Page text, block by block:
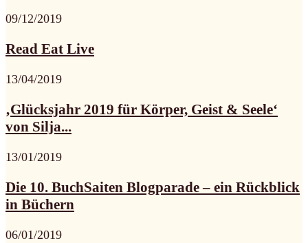
09/12/2019
Read Eat Live
13/04/2019
‚Glücksjahr 2019 für Körper, Geist & Seele‘
von Silja...
13/01/2019
Die 10. BuchSaiten Blogparade – ein Rückblick
in Büchern
06/01/2019